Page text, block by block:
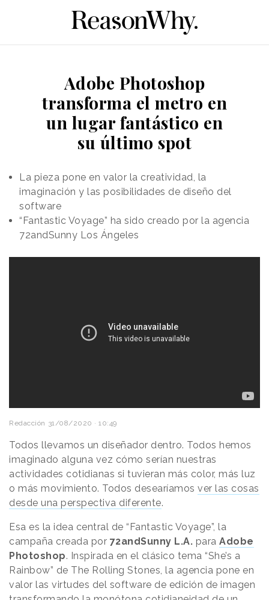
Adobe Photoshop
transforma el metro en
un lugar fantástico en
su último spot
La pieza pone en valor la creatividad, la
imaginación y las posibilidades de diseño del
software
“Fantastic Voyage” ha sido creado por la agencia
72andSunny Los Ángeles
Redacción 31/08/2020 · 10:49
Todos llevamos un diseñador dentro. Todos hemos
imaginado alguna vez cómo serían nuestras
actividades cotidianas si tuvieran más color, más luz
o más movimiento. Todos desearíamos ver las cosas
desde una perspectiva diferente.
Esa es la idea central de “Fantastic Voyage”, la
campaña creada por 72andSunny L.A. para Adobe
Photoshop. Inspirada en el clásico tema “She’s a
Rainbow” de The Rolling Stones, la agencia pone en
valor las virtudes del software de edición de imagen